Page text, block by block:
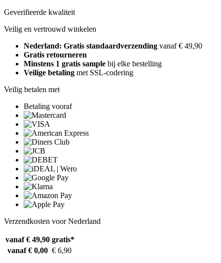
Geverifieerde kwaliteit
Veilig en vertrouwd winkelen
Nederland: Gratis standaardverzending vanaf € 49,90
Gratis retourneren
Minstens 1 gratis sample bij elke bestelling
Veilige betaling met SSL-codering
Veilig betalen met
Betaling vooraf
Verzendkosten voor Nederland
vanaf € 49,90 gratis*
vanaf € 0,00 € 6,90